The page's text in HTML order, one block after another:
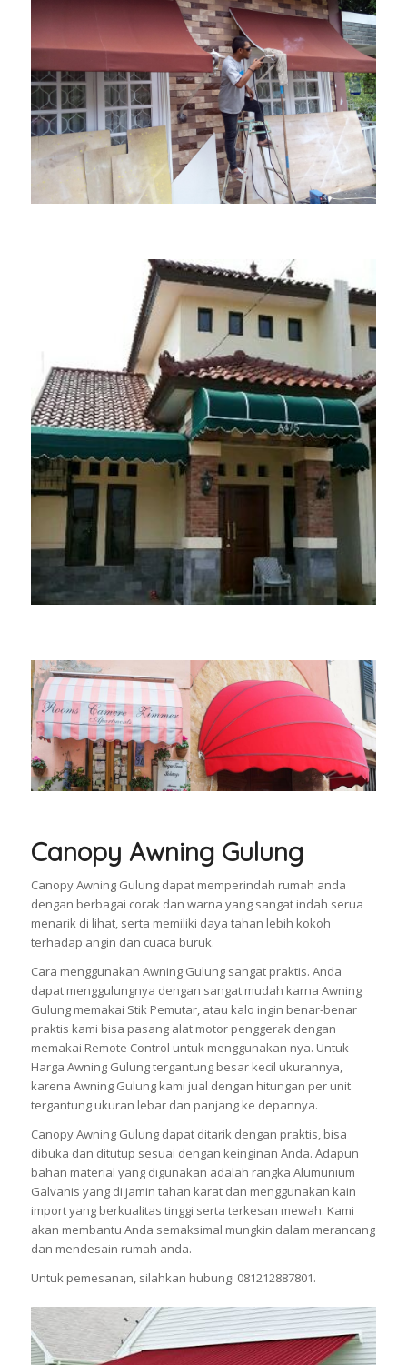
Canopy Awning Gulung
Canopy Awning Gulung dapat memperindah rumah anda
dengan berbagai corak dan warna yang sangat indah serua
menarik di lihat, serta memiliki daya tahan lebih kokoh
terhadap angin dan cuaca buruk.
Cara menggunakan Awning Gulung sangat praktis. Anda
dapat menggulungnya dengan sangat mudah karna Awning
Gulung memakai Stik Pemutar, atau kalo ingin benar-benar
praktis kami bisa pasang alat motor penggerak dengan
memakai Remote Control untuk menggunakan nya. Untuk
Harga Awning Gulung tergantung besar kecil ukurannya,
karena Awning Gulung kami jual dengan hitungan per unit
tergantung ukuran lebar dan panjang ke depannya.
Canopy Awning Gulung dapat ditarik dengan praktis, bisa
dibuka dan ditutup sesuai dengan keinginan Anda. Adapun
bahan material yang digunakan adalah rangka Alumunium
Galvanis yang di jamin tahan karat dan menggunakan kain
import yang berkualitas tinggi serta terkesan mewah. Kami
akan membantu Anda semaksimal mungkin dalam merancang
dan mendesain rumah anda.
Untuk pemesanan, silahkan hubungi 081212887801.